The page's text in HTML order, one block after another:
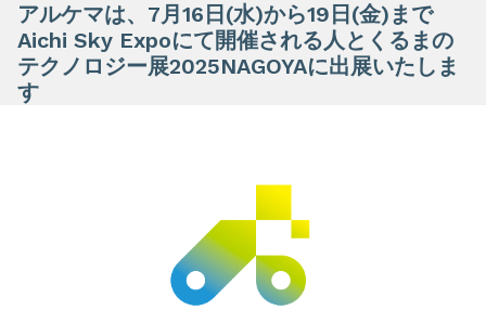
アルケマは、7月16日(水)から19日(金)まで
Aichi Sky Expoにて開催される人とくるまの
テクノロジー展2025NAGOYAに出展いたしま
す